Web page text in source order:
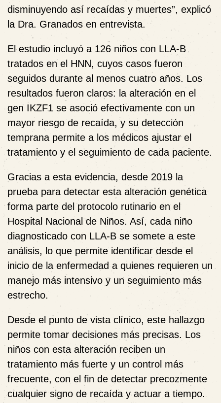
disminuyendo así recaídas y muertes”, explicó
la Dra. Granados en entrevista.
El estudio incluyó a 126 niños con LLA-B
tratados en el HNN, cuyos casos fueron
seguidos durante al menos cuatro años. Los
resultados fueron claros: la alteración en el
gen IKZF1 se asoció efectivamente con un
mayor riesgo de recaída, y su detección
temprana permite a los médicos ajustar el
tratamiento y el seguimiento de cada paciente.
Gracias a esta evidencia, desde 2019 la
prueba para detectar esta alteración genética
forma parte del protocolo rutinario en el
Hospital Nacional de Niños. Así, cada niño
diagnosticado con LLA-B se somete a este
análisis, lo que permite identificar desde el
inicio de la enfermedad a quienes requieren un
manejo más intensivo y un seguimiento más
estrecho.
Desde el punto de vista clínico, este hallazgo
permite tomar decisiones más precisas. Los
niños con esta alteración reciben un
tratamiento más fuerte y un control más
frecuente, con el fin de detectar precozmente
cualquier signo de recaída y actuar a tiempo.